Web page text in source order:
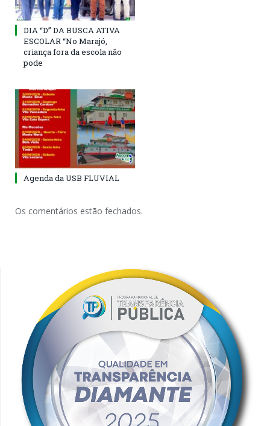
DIA “D” DA BUSCA ATIVA
ESCOLAR “No Marajó,
criança fora da escola não
pode
Agenda da USB FLUVIAL
Os comentários estão fechados.